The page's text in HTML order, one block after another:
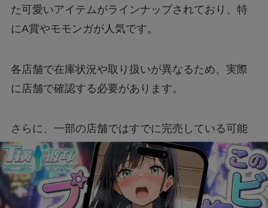
からせる！はどこで読める？無料で読めるの？
【大阪天満橋ドローンショー】おすすめ鑑賞ス
ポットと楽しむコツは？
た可愛いアイテムがラインナップされており、特
にA賞やモモンガが人気です。
各店舗で在庫状況や取り扱いが異なるため、実際
に店舗で確認する必要があります。
さらに、一部の店舗ではすでに完売している可能
性もありますので、早めのチェックが重要です。